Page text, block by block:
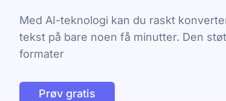
Med AI-teknologi kan du raskt
tekst på bare noen få minutter. Den
formater
Prøv gratis